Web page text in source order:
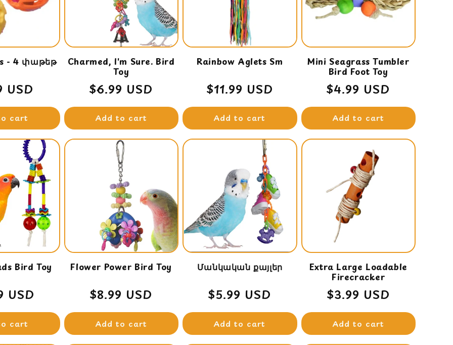
c
t
i
o
n
- 4 փաթեթ
USD
cart
Charmed, I'm Sure. Bird
Toy
Regular
price
$6.99 USD
Add to cart
Rainbow Aglets Sm
Regular
price
$11.99 USD
Add to cart
Mini Seagrass Tumbler
Bird Foot Toy
Regular
price
$4.99 USD
Add to cart
Bird Toy
USD
cart
Flower Power Bird Toy
Regular
price
$8.99 USD
Add to cart
Մանկական քայլեր
Regular
price
$5.99 USD
Add to cart
Extra Large Loadable
Firecracker
Regular
price
$3.99 USD
Add to cart